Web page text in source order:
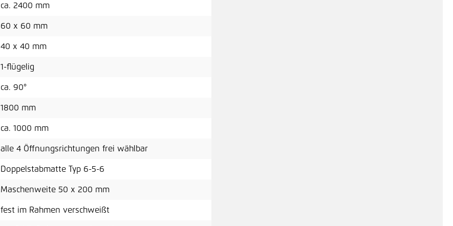
ca. 2400 mm
60 x 60 mm
40 x 40 mm
1-flügelig
ca. 90°
1800 mm
ca. 1000 mm
alle 4 Öffnungsrichtungen frei wählbar
Doppelstabmatte Typ 6-5-6
Maschenweite 50 x 200 mm
fest im Rahmen verschweißt